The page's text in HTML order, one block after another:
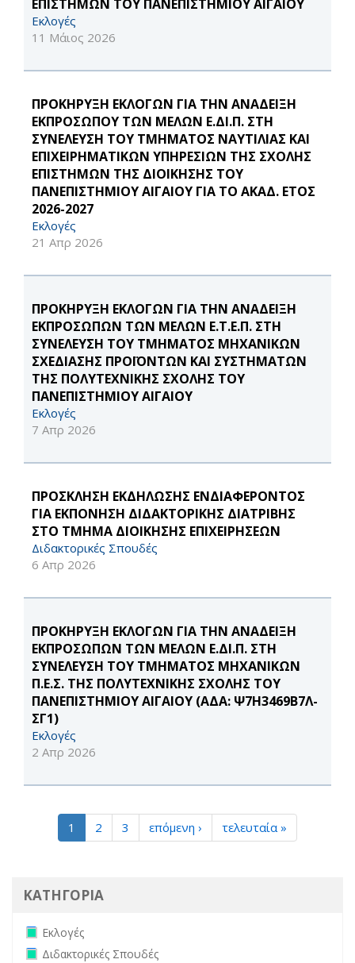
ΕΠΙΣΤΗΜΩΝ ΤΟΥ ΠΑΝΕΠΙΣΤΗΜΙΟΥ ΑΙΓΑΙΟΥ
Εκλογές
11 Μάιος 2026
ΠΡΟΚΗΡΥΞΗ ΕΚΛΟΓΩΝ ΓΙΑ ΤΗΝ ΑΝΑΔΕΙΞΗ
ΕΚΠΡΟΣΩΠΟΥ ΤΩΝ ΜΕΛΩΝ Ε.ΔΙ.Π. ΣΤΗ
ΣΥΝΕΛΕΥΣΗ ΤΟΥ ΤΜΗΜΑΤΟΣ ΝΑΥΤΙΛΙΑΣ ΚΑΙ
ΕΠΙΧΕΙΡΗΜΑΤΙΚΩΝ ΥΠΗΡΕΣΙΩΝ ΤΗΣ ΣΧΟΛΗΣ
ΕΠΙΣΤΗΜΩΝ ΤΗΣ ΔΙΟΙΚΗΣΗΣ ΤΟΥ
ΠΑΝΕΠΙΣΤΗΜΙΟΥ ΑΙΓΑΙΟΥ ΓΙΑ ΤΟ ΑΚΑΔ. ΕΤΟΣ
2026-2027
Εκλογές
21 Απρ 2026
ΠΡΟΚΗΡΥΞΗ ΕΚΛΟΓΩΝ ΓΙΑ ΤΗΝ ΑΝΑΔΕΙΞΗ
ΕΚΠΡΟΣΩΠΩΝ ΤΩΝ ΜΕΛΩΝ Ε.Τ.Ε.Π. ΣΤΗ
ΣΥΝΕΛΕΥΣΗ ΤΟΥ ΤΜΗΜΑΤΟΣ ΜΗΧΑΝΙΚΩΝ
ΣΧΕΔΙΑΣΗΣ ΠΡΟΪΟΝΤΩΝ ΚΑΙ ΣΥΣΤΗΜΑΤΩΝ
ΤΗΣ ΠΟΛΥΤΕΧΝΙΚΗΣ ΣΧΟΛΗΣ ΤΟΥ
ΠΑΝΕΠΙΣΤΗΜΙΟΥ ΑΙΓΑΙΟΥ
Εκλογές
7 Απρ 2026
ΠΡΟΣΚΛΗΣΗ ΕΚΔΗΛΩΣΗΣ ΕΝΔΙΑΦΕΡΟΝΤΟΣ
ΓΙΑ ΕΚΠΟΝΗΣΗ ΔΙΔΑΚΤΟΡΙΚΗΣ ΔΙΑΤΡΙΒΗΣ
ΣΤΟ ΤΜΗΜΑ ΔΙΟΙΚΗΣΗΣ ΕΠΙΧΕΙΡΗΣΕΩΝ
Διδακτορικές Σπουδές
6 Απρ 2026
ΠΡΟΚΗΡΥΞΗ ΕΚΛΟΓΩΝ ΓΙΑ ΤΗΝ ΑΝΑΔΕΙΞΗ
ΕΚΠΡΟΣΩΠΩΝ ΤΩΝ ΜΕΛΩΝ Ε.ΔΙ.Π. ΣΤΗ
ΣΥΝΕΛΕΥΣΗ ΤΟΥ ΤΜΗΜΑΤΟΣ ΜΗΧΑΝΙΚΩΝ
Π.Ε.Σ. ΤΗΣ ΠΟΛΥΤΕΧΝΙΚΗΣ ΣΧΟΛΗΣ ΤΟΥ
ΠΑΝΕΠΙΣΤΗΜΙΟΥ ΑΙΓΑΙΟΥ (ΑΔΑ: Ψ7Η3469Β7Λ-
ΣΓ1)
Εκλογές
2 Απρ 2026
1 2 3 επόμενη › τελευταία »
ΚΑΤΗΓΟΡΙΑ
Remove Εκλογές filter
Εκλογές
Remove Διδακτορικές Σπουδές filter
Διδακτορικές Σπουδές